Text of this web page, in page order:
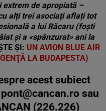
extrem de apropiată –
alți trei asociați aflați tot
a lui Răcaru (foști
și a «spânzurat» ani la
ȘI: UN AVION BLUE AIR
LA BUDAPESTA)
acest subiect
pont@cancan.ro sau
(226.226)